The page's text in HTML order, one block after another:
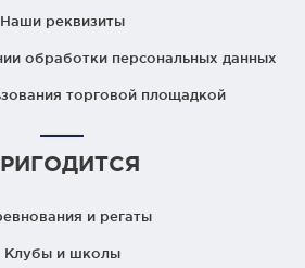
Наши реквизиты
обработки персональных данных
торговой площадкой
и регаты
Клубы и школы